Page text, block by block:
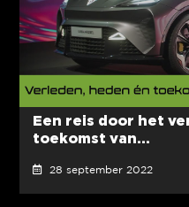
Een reis door het
toekomst van...
28 september 2022